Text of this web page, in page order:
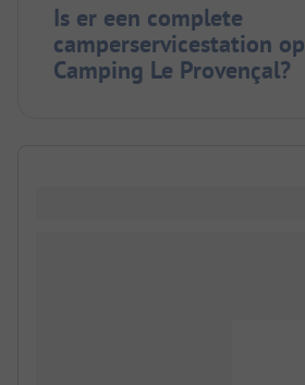
Is er een complete
camperservicestation op
Camping Le Provençal?